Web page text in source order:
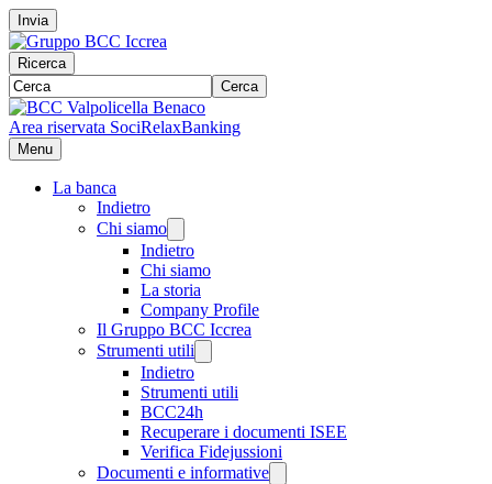
Invia
Ricerca
Cerca
Area riservata SociRelaxBanking
Menu
La banca
Indietro
Chi siamo
Indietro
Chi siamo
La storia
Company Profile
Il Gruppo BCC Iccrea
Strumenti utili
Indietro
Strumenti utili
BCC24h
Recuperare i documenti ISEE
Verifica Fidejussioni
Documenti e informative